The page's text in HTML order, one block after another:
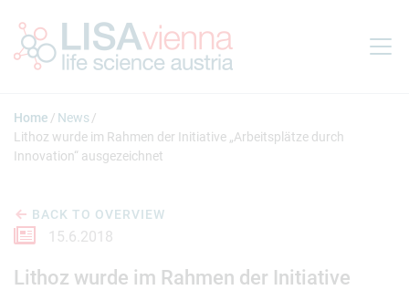
Home
News
Lithoz wurde im Rahmen der Initiative „Arbeitsplätze durch
Innovation“ ausgezeichnet
BACK TO OVERVIEW
15.6.2018
Lithoz wurde im Rahmen der Initiative